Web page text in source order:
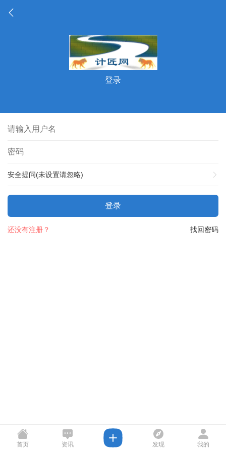
登录
安全提问(未设置请忽略)
登录
找回密码
还没有注册？
首页 资讯 发现 我的